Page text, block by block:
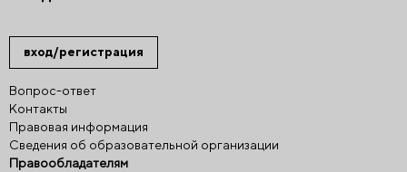
вход/регистрация
Вопрос-ответ
Контакты
Правовая информация
Сведения об образовательной организации
Правообладателям